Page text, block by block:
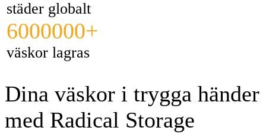
städer globalt
6000000+
väskor lagras
Dina väskor i trygga händer
med Radical Storage